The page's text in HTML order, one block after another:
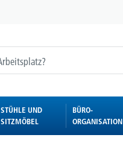
STÜHLE UND
SITZMÖBEL
BÜRO-
ORGANISATION